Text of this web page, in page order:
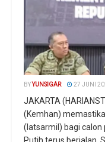
BYYUNSIGAR 27 JUNI
JAKARTA
(Kemhan)
(latsarmil) bagi calon